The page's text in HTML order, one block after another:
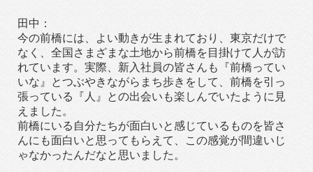
田中：
今の前橋には、よい動きが生まれており、東京だけで
なく、全国さまざまな土地から前橋を目掛けて人が訪
れています。実際、新入社員の皆さんも『前橋ってい
いな』とつぶやきながらまち歩きをして、前橋を引っ
張っている『人』との出会いも楽しんでいたように見
えました。
前橋にいる自分たちが面白いと感じているものを皆さ
んにも面白いと思ってもらえて、この感覚が間違いじ
ゃなかったんだなと思いました。